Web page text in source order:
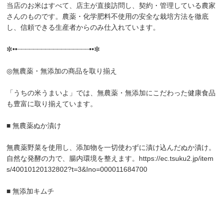
当店のお米はすべて、店主が直接訪問し、契約・管理している農家
さんのものです。農薬・化学肥料不使用の安全な栽培方法を徹底
し、信頼できる生産者からのみ仕入れています。
✼••┈┈┈┈┈┈┈┈┈┈┈┈┈┈┈┈┈┈••✼
◎無農薬・無添加の商品を取り揃え
「うちの米うまいよ」では、無農薬・無添加にこだわった健康食品
も豊富に取り揃えています。
■ 無農薬ぬか漬け
無農薬野菜を使用し、添加物を一切使わずに漬け込んだぬか漬け。
自然な発酵の力で、腸内環境を整えます。 https://ec.tsuku2.jp/item
s/40010120132802?t=3&Ino=000011684700
■ 無添加キムチ